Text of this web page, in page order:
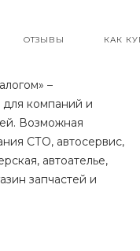
ОТЗЫВЫ КАК
–
компаний и
Возможная
СТО, автосервис,
автоателье,
запчастей и